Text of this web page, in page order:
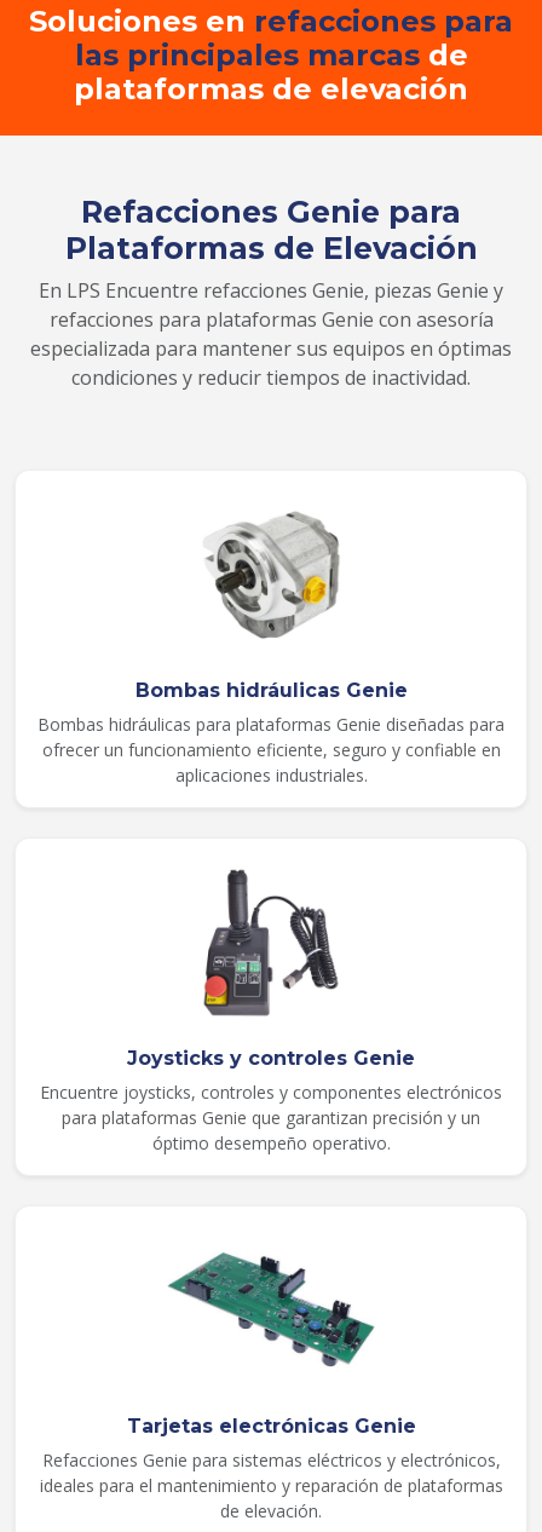
Soluciones en refacciones para
las principales marcasde
plataformas de elevación
Refacciones Genie para
Plataformas de Elevación
En LPS Encuentre refacciones Genie, piezas Genie y
refacciones para plataformas Genie con asesoría
especializada para mantener sus equipos en óptimas
condiciones y reducir tiempos de inactividad.
Bombas hidráulicas Genie
Bombas hidráulicas para plataformas Genie diseñadas para
ofrecer un funcionamiento eficiente, seguro y confiable en
aplicaciones industriales.
Joysticks y controles Genie
Encuentre joysticks, controles y componentes electrónicos
para plataformas Genie que garantizan precisión y un
óptimo desempeño operativo.
Tarjetas electrónicas Genie
Refacciones Genie para sistemas eléctricos y electrónicos,
ideales para el mantenimiento y reparación de plataformas
de elevación.